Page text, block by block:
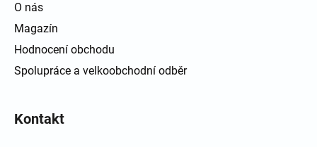
O nás
Magazín
Hodnocení obchodu
Spolupráce a velkoobchodní odběr
Kontakt